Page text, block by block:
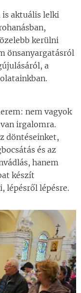
is aktuális lelki
kerülni
önsanyargatásról
a
nem vagyok
irgalomra.
döntéseinket,
és az
hanem
készít
lépésről lépésre.